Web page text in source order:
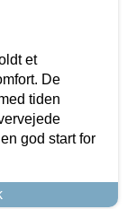
et
De
tiden
god start for